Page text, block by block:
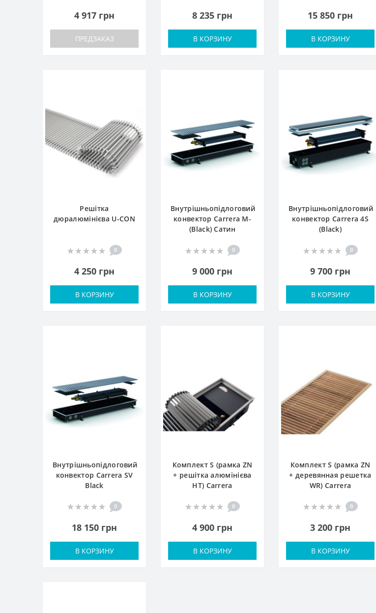
4 917 грн
ПРЕДЗАКАЗ
8 235 грн
В КОРЗИНУ
15 850 грн
В КОРЗИНУ
Решітка
дюралюмінієва U-CON
0
4 250 грн
В КОРЗИНУ
Внутрішньопідлоговий
конвектор Carrera M-
(Black) Сатин
0
9 000 грн
В КОРЗИНУ
Внутрішньопідлоговий
конвектор Carrera 4S
(Black)
0
9 700 грн
В КОРЗИНУ
Внутрішньопідлоговий
конвектор Carrera SV
Black
0
18 150 грн
В КОРЗИНУ
Комплект S (рамка ZN
+ решiтка алюмінієва
НТ) Carrera
0
4 900 грн
В КОРЗИНУ
Комплект S (рамка ZN
+ деревянная решетка
WR) Carrera
0
3 200 грн
В КОРЗИНУ